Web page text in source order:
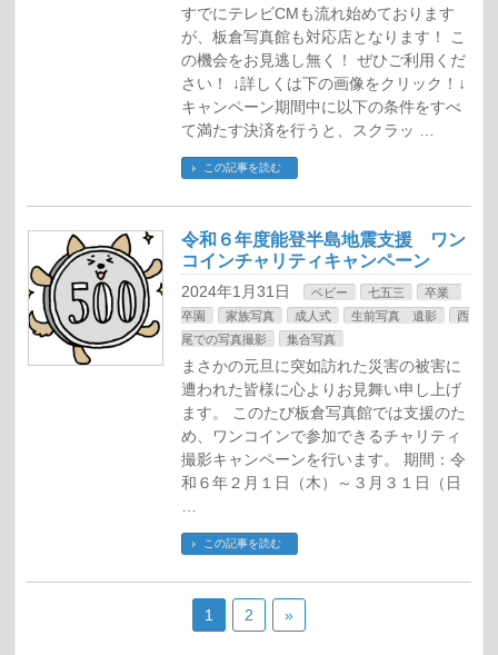
すでにテレビCMも流れ始めております
が、板倉写真館も対応店となります！ こ
の機会をお見逃し無く！ ぜひご利用くだ
さい！ ↓詳しくは下の画像をクリック！↓
キャンペーン期間中に以下の条件をすべ
て満たす決済を行うと、スクラッ …
この記事を読む
令和６年度能登半島地震支援 ワン
コインチャリティキャンペーン
2024年1月31日 ベビー 七五三
卒業
卒園
家族写真 成人式 生前写真 遺影
西
尾での写真撮影
集合写真
まさかの元旦に突如訪れた災害の被害に
遭われた皆様に心よりお見舞い申し上げ
ます。 このたび板倉写真館では支援のた
め、ワンコインで参加できるチャリティ
撮影キャンペーンを行います。 期間：令
和６年２月１日（木）～３月３１日（日
この記事を読む
1 2 »